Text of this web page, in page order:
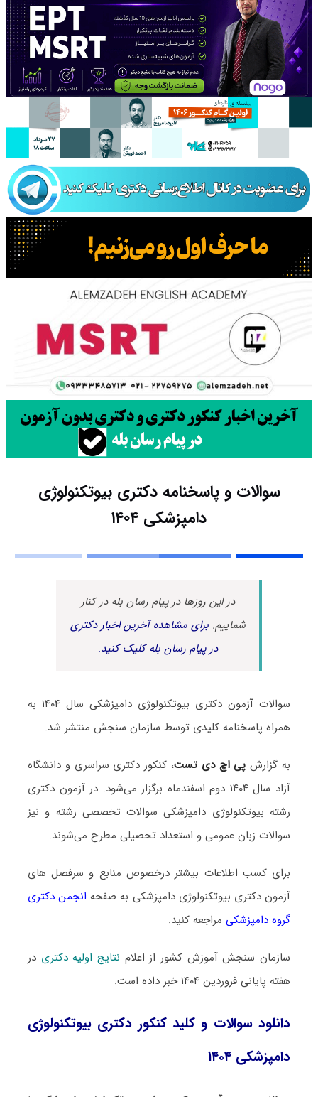
سوالات و پاسخنامه دکتری بیوتکنولوژی
دامپزشکی ۱۴۰۴
در این روزها در پیام رسان بله در کنار
شماییم.برای مشاهده آخرین اخبار دکتری
در پیام رسان بله کلیک کنید.
سوالات آزمون دکتری بیوتکنولوژی دامپزشکی سال ۱۴۰۴ به
همراه پاسخنامه کلیدی توسط سازمان سنجش منتشر شد.
به گزارشپی اچ دی تست، کنکور دکتری سراسری و دانشگاه
آزاد سال ۱۴۰۴ دوم اسفندماه برگزار می‌شود. در آزمون دکتری
رشته بیوتکنولوژی دامپزشکی سوالات تخصصی رشته و نیز
سوالات زبان عمومی و استعداد تحصیلی مطرح می‌شوند.
برای کسب اطلاعات بیشتر درخصوص منابع و سرفصل های
آزمون دکتری بیوتکنولوژی دامپزشکی به صفحه انجمن دکتری
گروه دامپزشکیمراجعه کنید.
سازمان سنجش آموزش کشور از اعلام نتایج اولیه دکتری در
هفته پایانی فروردین ۱۴۰۴ خبر داده است.
دانلود سوالات و کلید کنکور دکتری بیوتکنولوژی
دامپزشکی ۱۴۰۴